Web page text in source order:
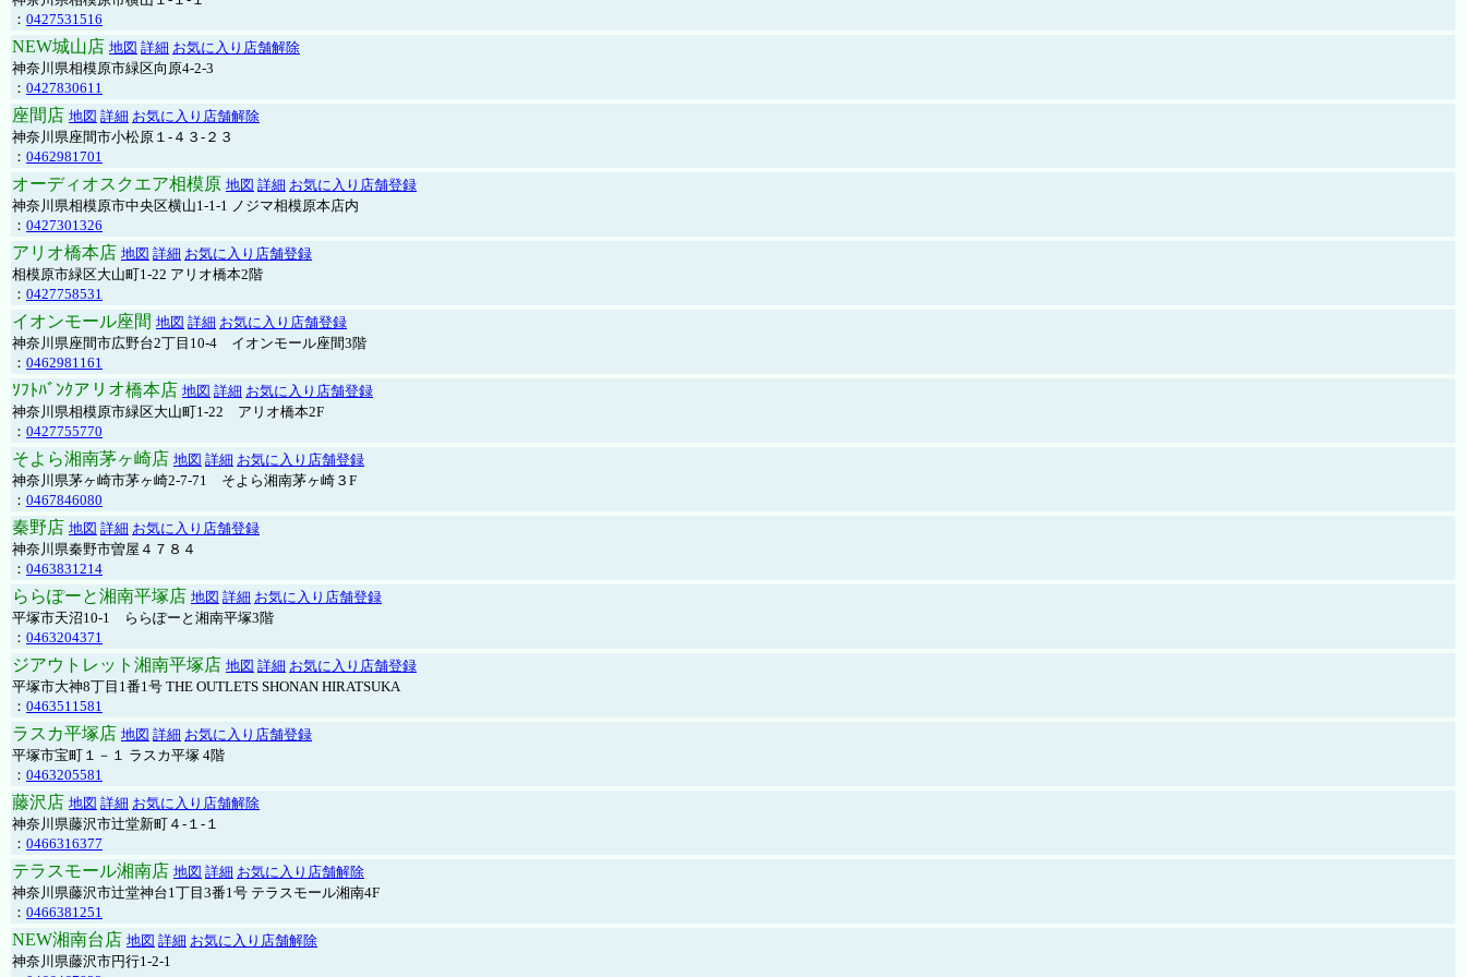
： 0427531516
NEW城山店 地図 詳細 お気に入り店舗解除
神奈川県相模原市緑区向原4-2-3
： 0427830611
座間店 地図 詳細 お気に入り店舗解除
神奈川県座間市小松原１-４３-２３
： 0462981701
オーディオスクエア相模原 地図 詳細 お気に入り店舗登録
神奈川県相模原市中央区横山1-1-1 ノジマ相模原本店内
： 0427301326
アリオ橋本店 地図 詳細 お気に入り店舗登録
相模原市緑区大山町1-22 アリオ橋本2階
： 0427758531
イオンモール座間 地図 詳細 お気に入り店舗登録
神奈川県座間市広野台2丁目10-4 イオンモール座間3階
： 0462981161
ｿﾌﾄﾊﾞﾝｸアリオ橋本店 地図 詳細 お気に入り店舗登録
神奈川県相模原市緑区大山町1-22 アリオ橋本2F
： 0427755770
そよら湘南茅ヶ崎店 地図 詳細 お気に入り店舗登録
神奈川県茅ヶ崎市茅ヶ崎2‐7‐71 そよら湘南茅ヶ崎３F
： 0467846080
秦野店 地図 詳細 お気に入り店舗登録
神奈川県秦野市曽屋４７８４
： 0463831214
ららぽーと湘南平塚店 地図 詳細 お気に入り店舗登録
平塚市天沼10-1 ららぽーと湘南平塚3階
： 0463204371
ジアウトレット湘南平塚店 地図 詳細 お気に入り店舗登録
平塚市大神8丁目1番1号 THE OUTLETS SHONAN HIRATSUKA
： 0463511581
ラスカ平塚店 地図 詳細 お気に入り店舗登録
平塚市宝町１－１ ラスカ平塚 4階
： 0463205581
藤沢店 地図 詳細 お気に入り店舗解除
神奈川県藤沢市辻堂新町４-１-１
： 0466316377
テラスモール湘南店 地図 詳細 お気に入り店舗解除
神奈川県藤沢市辻堂神台1丁目3番1号 テラスモール湘南4F
： 0466381251
NEW湘南台店 地図 詳細 お気に入り店舗解除
神奈川県藤沢市円行1-2-1